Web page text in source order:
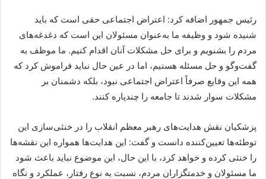
رئیس جمهور اضافه کرد: اعتراض اجتماعی حقی است که باید
شنیده شود و وظیفه ما به‌عنوان مسئولان این است که دغدغه‌های
مردم را بشنویم و برای حل مشکلات آنان اقدام کنیم. ما موظف به
گفت‌وگو و حل مسئله هستیم، اما در عین حال نباید فراموش کرد که
همه این وقایع صرفاً اعتراض اجتماعی نبود، بلکه دشمنان بر
مشکلات سوار شدند تا جامعه را چندپاره کنند.
پزشکیان نقش هدایت‌های رهبر معظم انقلاب را در خنثی‌سازی این
توطئه‌ها تعیین‌کننده دانست و گفت: این هدایت‌ها همواره این نقشه‌ها
را خنثی کرده و خواهد کرد، با این حال، این موضوع نباید باعث شود
ما مسئولان و خدمتگزاران مردم، نسبت به نوع رفتار، عملکرد و نگاه